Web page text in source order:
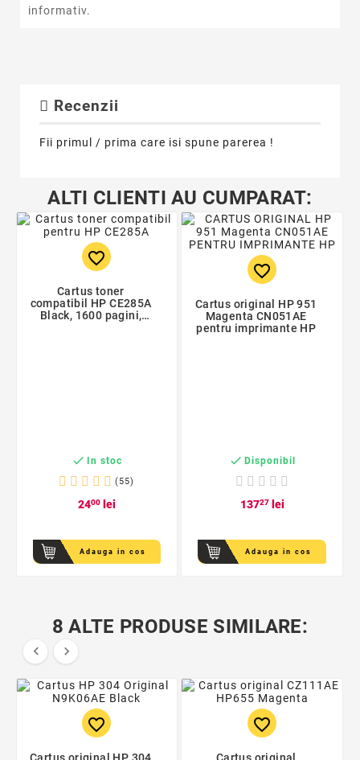
informativ.
Recenzii
Fii primul / prima care isi spune parerea !
ALTI CLIENTI AU CUMPARAT:
favorite_border
Cartus toner
compatibil HP CE285A
Black, 1600 pagini,
 In stoc
(55)
2400lei
Adauga in cos
favorite_border
Cartus original HP 951
Magenta CN051AE
pentru imprimante HP
 Disponibil
13727lei
Adauga in cos
8 ALTE PRODUSE SIMILARE:
 
favorite_border favorite_border